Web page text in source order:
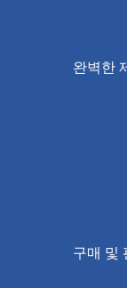
완벽한
구매 및